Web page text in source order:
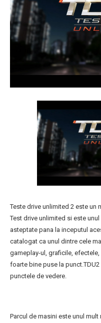
Teste drive unlimited 2 este un
Test drive unlimited si este
asteptate pana la inceputul
catalogat ca unul dintre cele
gameplay-ul, graficile,
foarte bine puse la
punctele de vedere.
Parcul de masini este unul